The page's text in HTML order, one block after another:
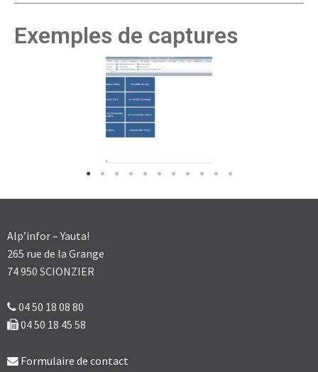
Exemples de captures
Alp’infor – Yauta!
265 rue de la Grange
74 950 SCIONZIER
04 50 18 08 80
04 50 18 45 58
Formulaire de contact